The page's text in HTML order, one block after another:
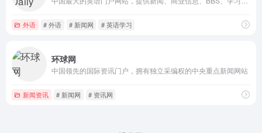
外语 # 外语 # 新闻网 # 英语学习
环球网
中国领先的国际资讯门户，拥有独立采编权的中央重点新闻网站
新闻资讯 # 新闻网 # 资讯网